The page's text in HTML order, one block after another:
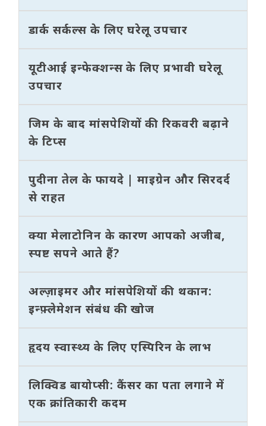
डार्क सर्कल्स के लिए घरेलू उपचार
यूटीआई इन्फेक्शन्स के लिए प्रभावी घरेलू
उपचार
जिम के बाद मांसपेशियों की रिकवरी बढ़ाने
के टिप्स
पुदीना तेल के फायदे | माइग्रेन और सिरदर्द
से राहत
क्या मेलाटोनिन के कारण आपको अजीब,
स्पष्ट सपने आते हैं?
अल्ज़ाइमर और मांसपेशियों की थकान:
इन्फ़्लेमेशन संबंध की खोज
हृदय स्वास्थ्य के लिए एस्पिरिन के लाभ
लिक्विड बायोप्सी: कैंसर का पता लगाने में
एक क्रांतिकारी कदम